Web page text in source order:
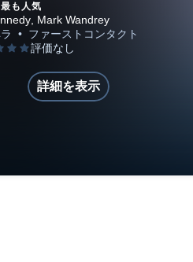
最も人気
詳細を表示